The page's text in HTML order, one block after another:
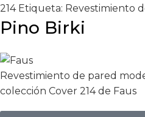
214 Etiqueta: Revestimiento
Pino Birki
Revestimiento de pared
colección Cover 214 de Faus